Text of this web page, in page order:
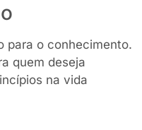
para o conhecimento.
quem deseja
na vida